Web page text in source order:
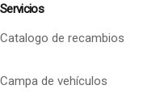
Servicios
Catalogo de recambios
Campa de vehículos